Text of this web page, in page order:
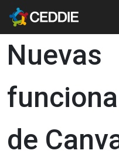
Pasar al contenido principal
Nuevas
de